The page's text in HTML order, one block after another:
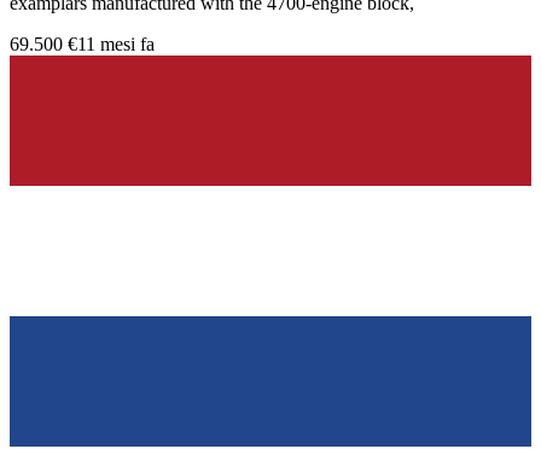
69.500 €11 mesi fa